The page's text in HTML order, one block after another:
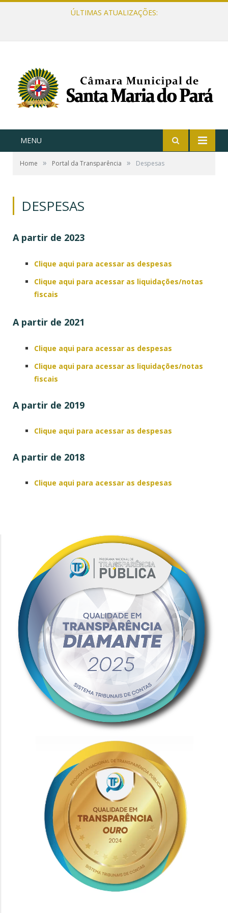
ÚLTIMAS ATUALIZAÇÕES:
MENU
Home » Portal da Transparência » Despesas
DESPESAS
A partir de 2023
Clique aqui para acessar as despesas
Clique aqui para acessar as liquidações/notas
fiscais
A partir de 2021
Clique aqui para acessar as despesas
Clique aqui para acessar as liquidações/notas
fiscais
A partir de 2019
Clique aqui para acessar as despesas
A partir de 2018
Clique aqui para acessar as despesas